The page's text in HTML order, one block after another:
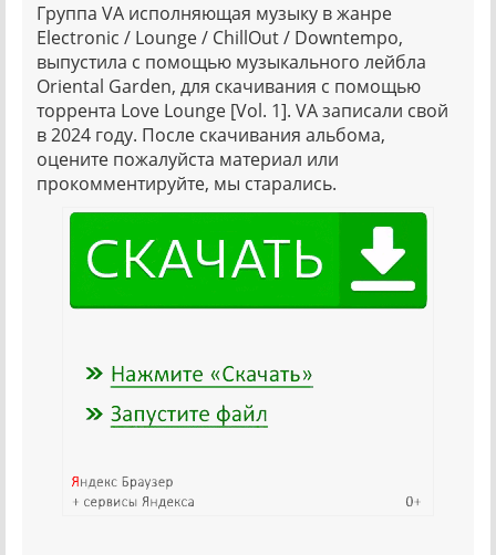
Группа VA исполняющая музыку в жанре
Electronic / Lounge / ChillOut / Downtempo,
выпустила с помощью музыкального лейбла
Oriental Garden, для скачивания с помощью
торрента Love Lounge [Vol. 1]. VA записали свой
в 2024 году. После скачивания альбома,
оцените пожалуйста материал или
прокомментируйте, мы старались.